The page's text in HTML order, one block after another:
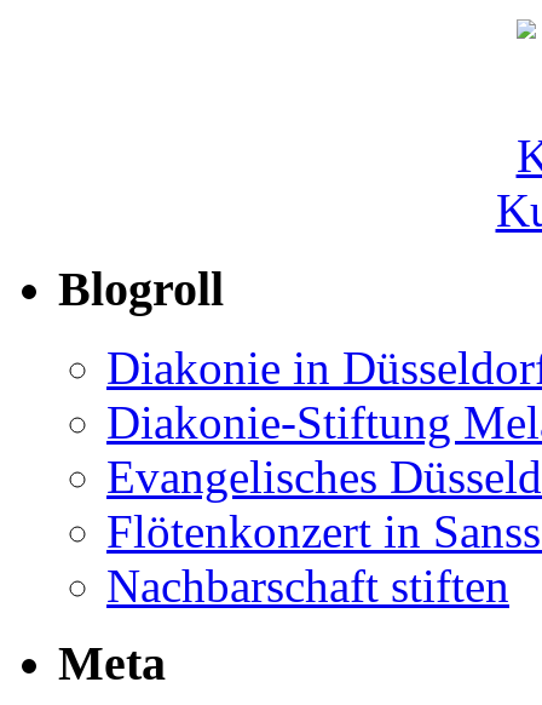
Blogroll
Diakonie in
Diakonie-Stiftung
Evangelisches
Flötenkonzert in
Nachbarschaft stiften
Meta